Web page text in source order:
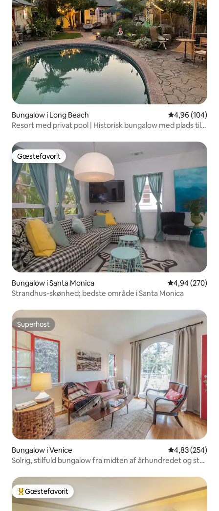
Bungalow i Long Beach 4,96 ud af 5 i
4,96 (104)
Resort med privat pool | Historisk bungalow med plads til 6
Gæstefavorit
Gæstefavorit
Bungalow i Santa Monica 4,94 ud af 5 i
4,94 (270)
Strandhus-skønhed; bedste område i Santa Monica
Superhost
Superhost
Bungalow i Venice 4,83 ud af 5 i
4,83 (254)
Solrig, stilfuld bungalow fra midten af århundredet og stor
Bedste gæstefavorit
Gæstefavorit